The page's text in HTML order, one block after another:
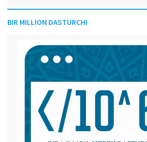
BIR MILLION DASTURCHI